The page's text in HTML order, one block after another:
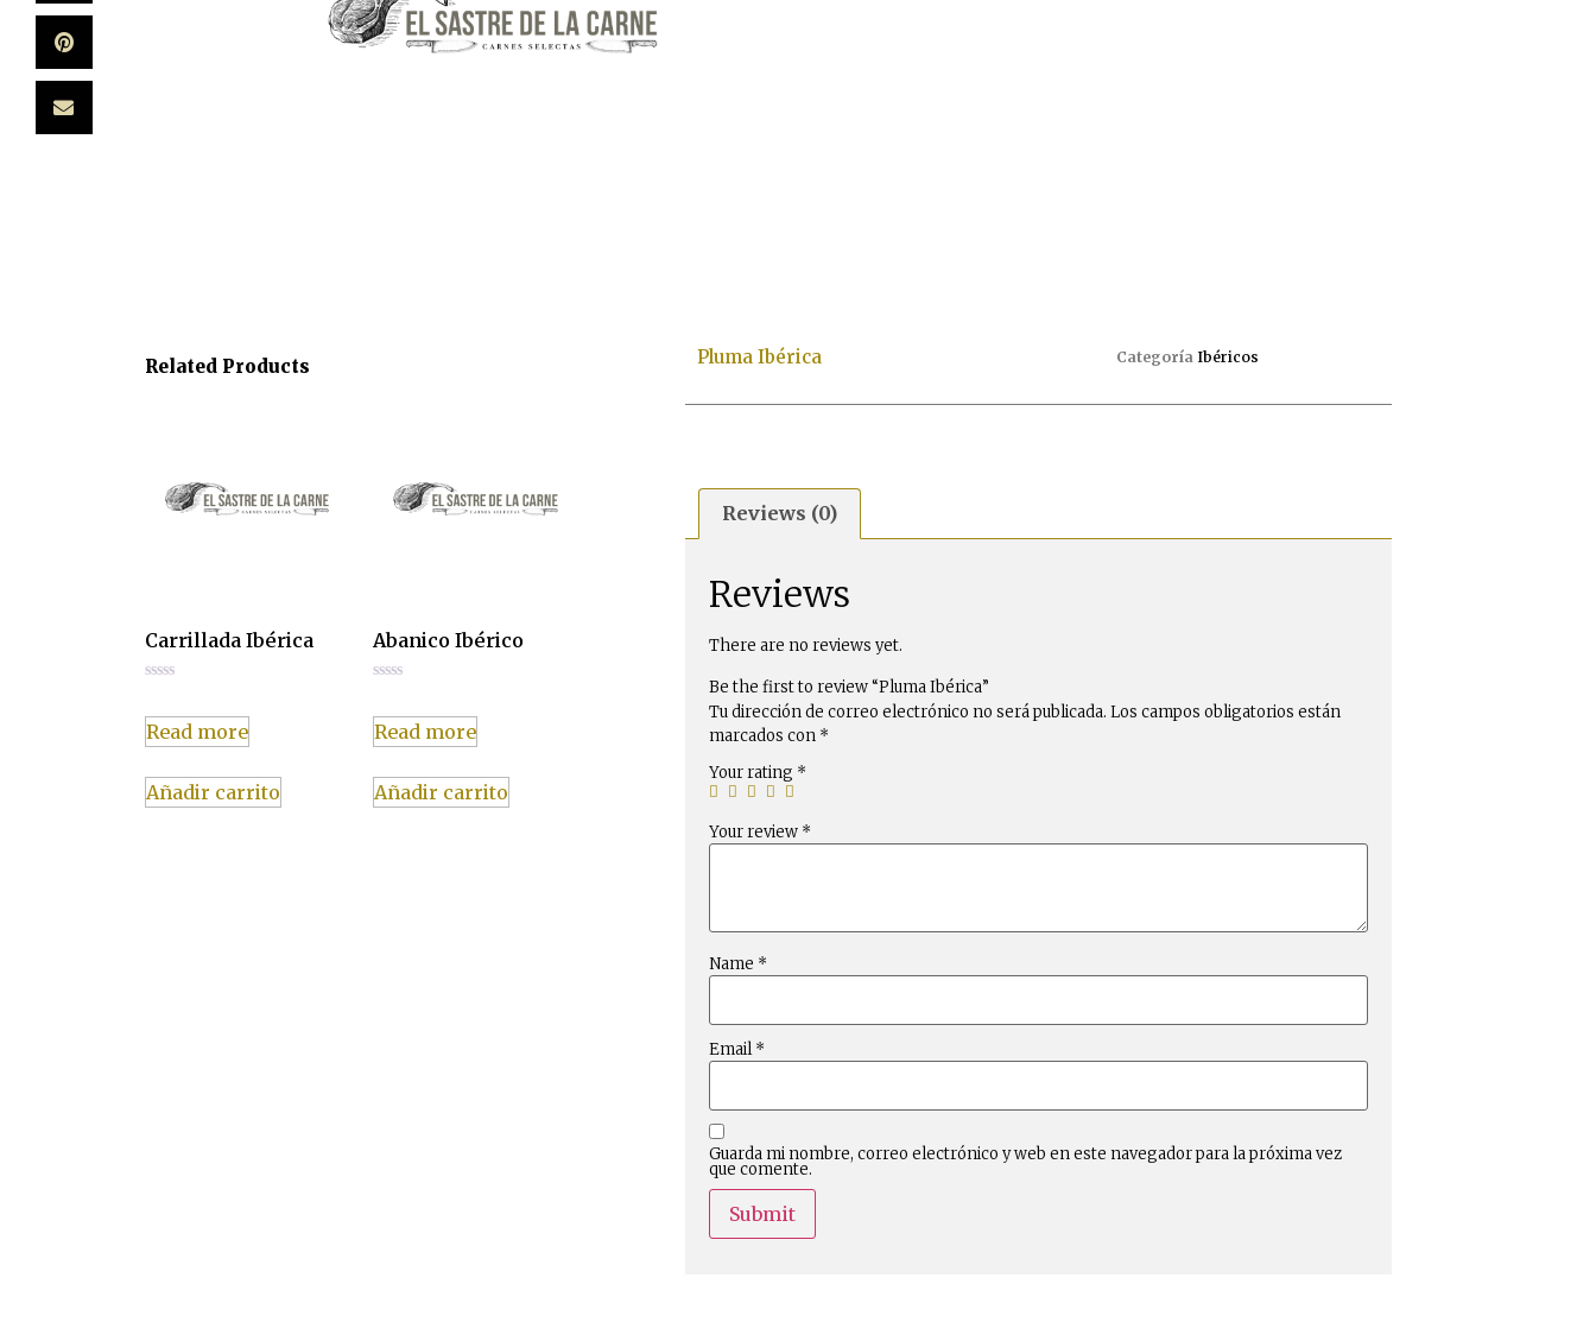
Related Products
Carrillada Ibérica
out
of
Read more
Añadir carrito
Abanico Ibérico
out
of
Read more
Añadir carrito
Pluma Ibérica Categoría Ibéricos
Reviews (0)
Reviews
There are no reviews yet.
Be the first to review “Pluma Ibérica”
Tu dirección de correo electrónico no será publicada. Los campos obligatorios están
marcados con *
Your rating *
Your review *
Name *
Email*
Guarda mi nombre, correo electrónico y web en este navegador para la próxima vez
que comente.